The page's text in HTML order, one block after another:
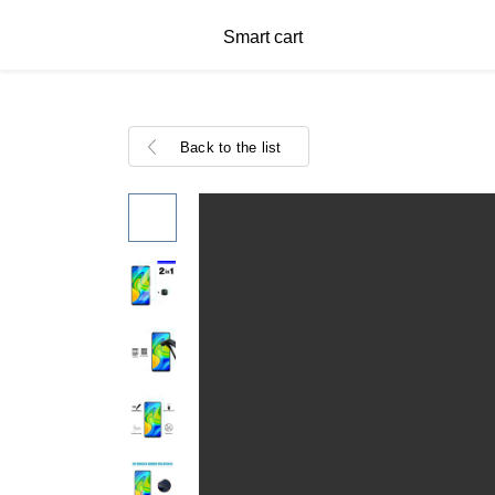
Smart cart
Back to the list